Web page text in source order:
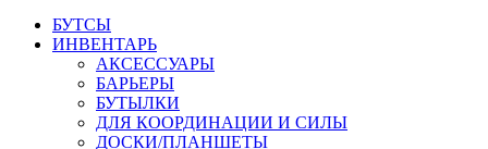
БУТСЫ
ИНВЕНТАРЬ
АКСЕССУАРЫ
БАРЬЕРЫ
БУТЫЛКИ
ДЛЯ КООРДИНАЦИИ И СИЛЫ
ДОСКИ/ПЛАНШЕТЫ